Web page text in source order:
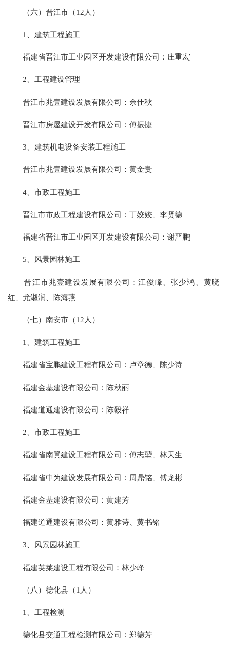
（六）晋江市（12人）
1、建筑工程施工
福建省晋江市工业园区开发建设有限公司：庄重宏
2、工程建设管理
晋江市兆壹建设发展有限公司：余仕秋
晋江市房屋建设开发有限公司：傅振捷
3、建筑机电设备安装工程施工
晋江市兆壹建设发展有限公司：黄金贵
4、市政工程施工
晋江市市政工程建设有限公司：丁姣姣、李贤德
福建省晋江市工业园区开发建设有限公司：谢严鹏
5、风景园林施工
晋江市兆壹建设发展有限公司：江俊峰、张少鸿、黄晓
红、尤淑润、陈海燕
（七）南安市（12人）
1、建筑工程施工
福建省宝鹏建设工程有限公司：卢章德、陈少诗
福建金基建设有限公司：陈秋丽
福建道通建设有限公司：陈毅祥
2、市政工程施工
福建省南翼建设工程有限公司：傅志堃、林天生
福建省中为建设发展有限公司：周鼎铭、傅龙彬
福建金基建设有限公司：黄建芳
福建道通建设有限公司：黄雅诗、黄书铭
3、风景园林施工
福建英莱建设工程有限公司：林少峰
（八）德化县（1人）
1、工程检测
德化县交通工程检测有限公司：郑德芳